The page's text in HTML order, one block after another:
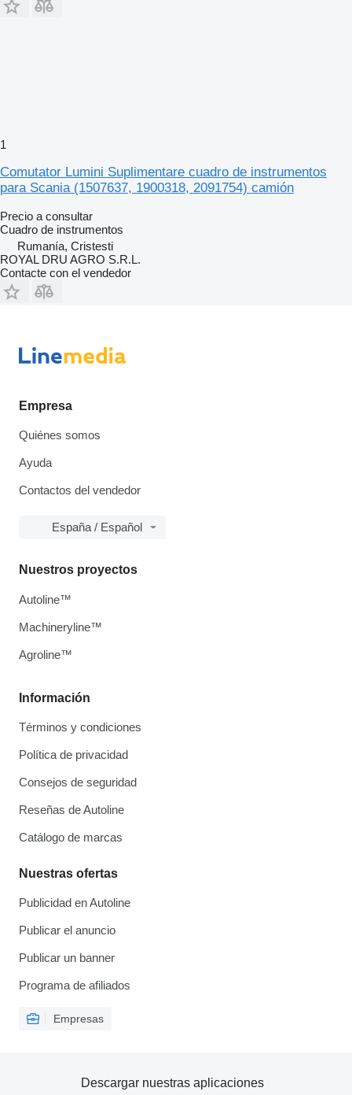
1
Comutator Lumini Suplimentare cuadro de instrumentos
para Scania (1507637, 1900318, 2091754) camión
Precio a consultar
Cuadro de instrumentos
Rumanía, Cristesti
ROYAL DRU AGRO S.R.L.
Contacte con el vendedor
Empresa
Quiénes somos
Ayuda
Contactos del vendedor
España / Español
Información
Términos y condiciones
Política de privacidad
Consejos de seguridad
Reseñas de Autoline
Catálogo de marcas
Nuestras ofertas
Publicidad en Autoline
Publicar el anuncio
Publicar un banner
Programa de afiliados
Empresas
Nuestros proyectos
Autoline™
Machineryline™
Agroline™
Descargar nuestras aplicaciones